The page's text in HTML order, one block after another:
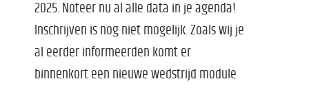
2025. Noteer nu al alle data in je agenda!
Inschrijven is nog niet mogelijk. Zoals wij je
al eerder informeerden komt er
binnenkort een nieuwe wedstrijd module